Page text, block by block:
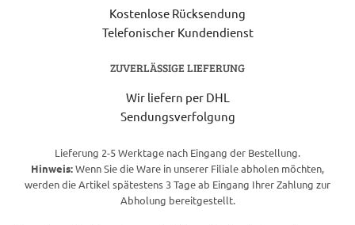
Kostenlose Rücksendung
Telefonischer Kundendienst
ZUVERLÄSSIGE LIEFERUNG
Wir liefern per DHL
Sendungsverfolgung
Lieferung 2-5 Werktage nach Eingang der Bestellung.
Hinweis:Wenn Sie die Ware in unserer Filiale abholen möchten,
werden die Artikel spätestens 3 Tage ab Eingang Ihrer Zahlung zur
Abholung bereitgestellt.